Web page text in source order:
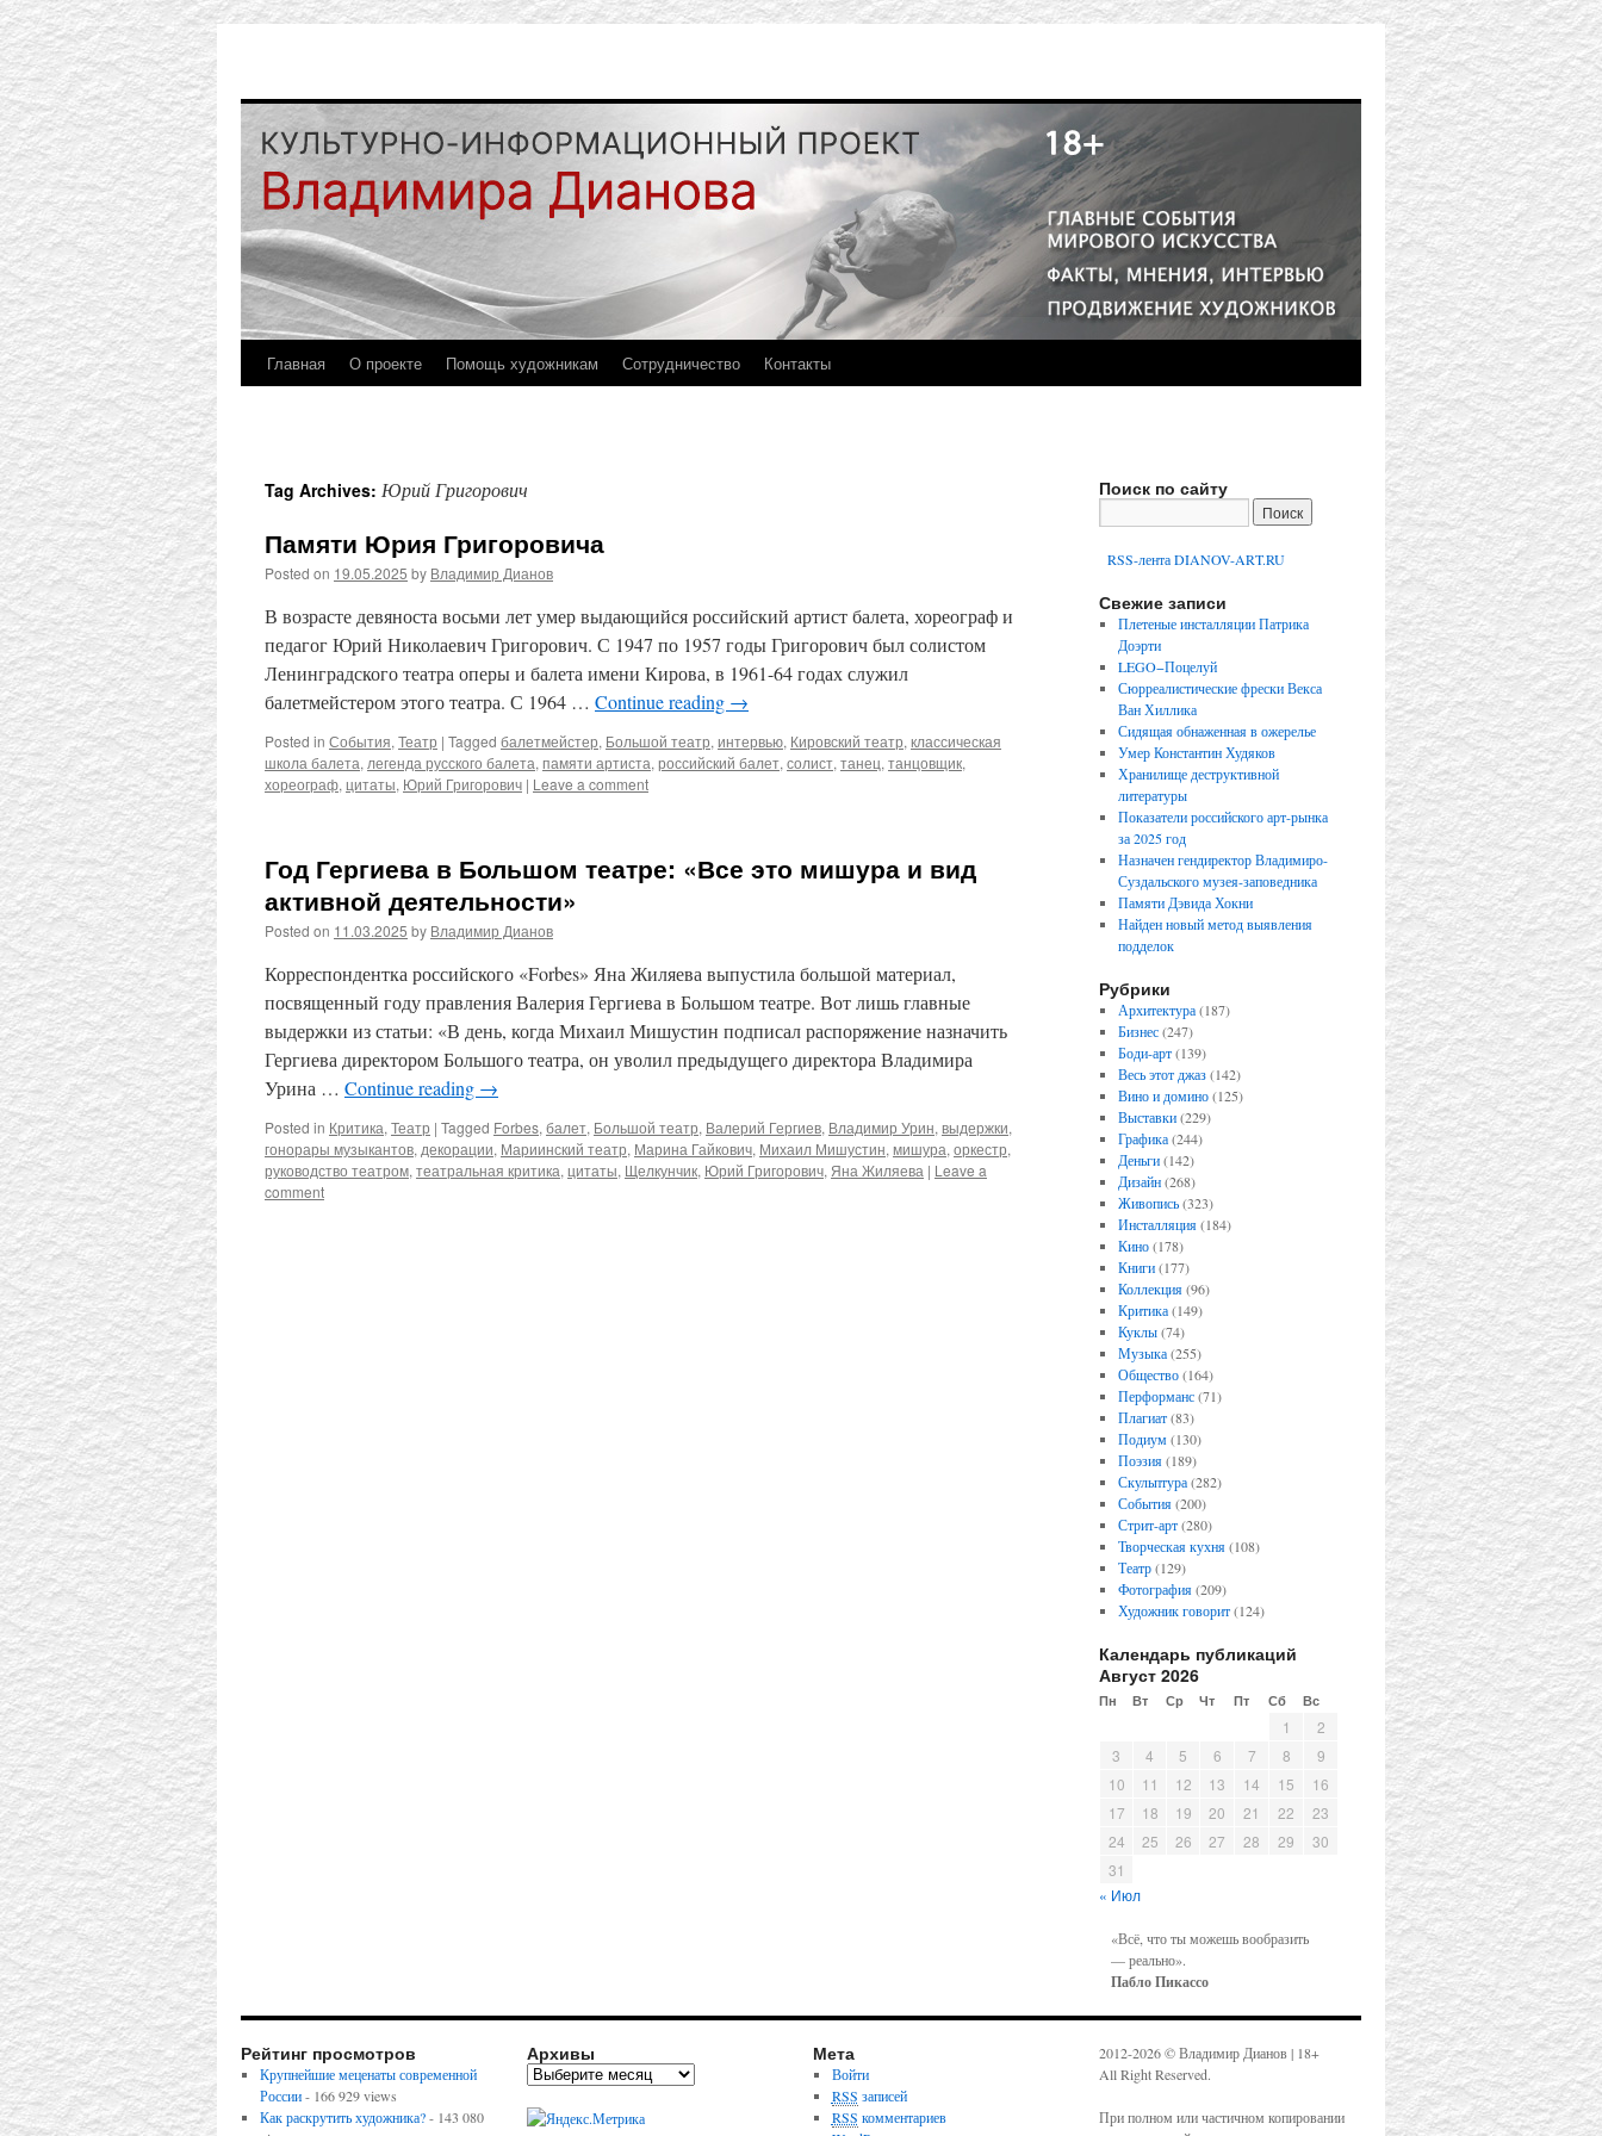
Главная О проекте Помощь художникам Сотрудничество Контакты
Tag Archives: Юрий Григорович
Памяти Юрия Григоровича
Posted on 19.05.2025 by Владимир Дианов
В возрасте девяноста восьми лет умер выдающийся российский артист балета, хореограф и
педагог Юрий Николаевич Григорович. С 1947 по 1957 годы Григорович был солистом
Ленинградского театра оперы и балета имени Кирова, в 1961-64 годах служил
балетмейстером этого театра. С 1964 … Continue reading →
Posted in События, Театр | Tagged балетмейстер, Большой театр, интервью, Кировский театр, классическая
школа балета, легенда русского балета, памяти артиста, российский балет, солист, танец, танцовщик,
хореограф, цитаты, Юрий Григорович | Leave a comment
Год Гергиева в Большом театре: «Все это мишура и вид
активной деятельности»
Posted on 11.03.2025 by Владимир Дианов
Корреспондентка российского «Forbes» Яна Жиляева выпустила большой материал,
посвященный году правления Валерия Гергиева в Большом театре. Вот лишь главные
выдержки из статьи: «В день, когда Михаил Мишустин подписал распоряжение назначить
Гергиева директором Большого театра, он уволил предыдущего директора Владимира
Урина … Continue reading →
Posted in Критика, Театр | Tagged Forbes, балет, Большой театр, Валерий Гергиев, Владимир Урин, выдержки,
гонорары музыкантов, декорации, Мариинский театр, Марина Гайкович, Михаил Мишустин, мишура, оркестр,
руководство театром, театральная критика, цитаты, Щелкунчик, Юрий Григорович, Яна Жиляева | Leave a
comment
Поиск по сайту
RSS-лента DIANOV-ART.RU
Свежие записи
Плетеные инсталляции Патрика
Доэрти
LEGO−Поцелуй
Сюрреалистические фрески Векса
Ван Хиллика
Сидящая обнаженная в ожерелье
Умер Константин Худяков
Хранилище деструктивной
литературы
Показатели российского арт-рынка
за 2025 год
Назначен гендиректор Владимиро-
Суздальского музея-заповедника
Памяти Дэвида Хокни
Найден новый метод выявления
подделок
Рубрики
Архитектура(187)
Бизнес(247)
Боди-арт(139)
Весь этот джаз(142)
Вино и домино(125)
Выставки(229)
Графика(244)
Деньги(142)
Дизайн(268)
Живопись(323)
Инсталляция(184)
Кино(178)
Книги(177)
Коллекция(96)
Критика(149)
Куклы(74)
Музыка(255)
Общество(164)
Перформанс(71)
Плагиат(83)
Подиум(130)
Поэзия(189)
Скульптура(282)
События(200)
Стрит-арт(280)
Творческая кухня(108)
Театр(129)
Фотография(209)
Художник говорит(124)
Календарь публикаций
Август 2026
Пн Вт Ср Чт Пт Сб Вс
« Июл
1
2
3
4 5 6 7 8
9
10
11 12 13 14 15
16
17
18 19 20 21 22
23
24
25 26 27 28 29
30
31
«Всё, что ты можешь вообразить
— реально».
Пабло Пикассо
Рейтинг просмотров
Крупнейшие меценаты современной
России- 166 929 views
Как раскрутить художника?- 143 080
Архивы Мета
Войти
RSS записей
RSS комментариев
2012-2026 © Владимир Дианов | 18+
All Right Reserved.
При полном или частичном копировании